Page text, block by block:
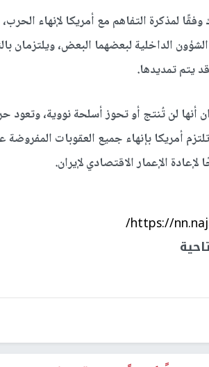
لمذكرة التفاهم مع أمريكا لإنهاء
يتم تمديدها.
أنها لن تُنتج أو تحوز أسلحة نووية،
أمريكا بإنهاء جميع العقوبات
لإعادة ​الإعمار ‌الاقتصادي ‌لإيران.
https://